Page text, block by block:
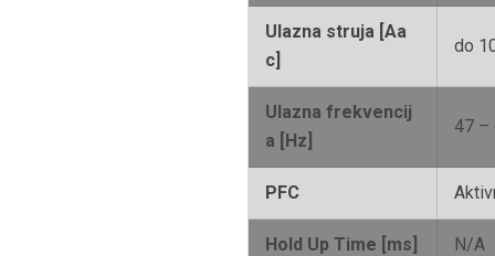
Ulazna struja [Aa
c]
do
Ulazna frekvencij
a [Hz]
47 –
PFC
Hold Up Time [ms] N/A